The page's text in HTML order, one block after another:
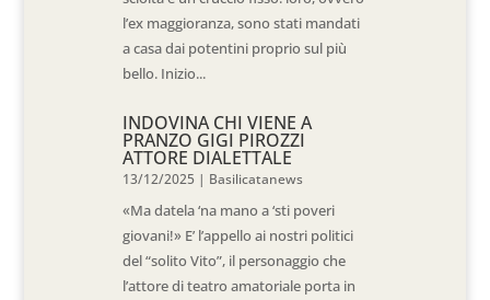
l’ex maggioranza, sono stati mandati
a casa dai potentini proprio sul più
bello. Inizio...
INDOVINA CHI VIENE A
PRANZO GIGI PIROZZI
ATTORE DIALETTALE
13/12/2025 | Basilicatanews
«Ma datela ‘na mano a ‘sti poveri
giovani!» E’ l’appello ai nostri politici
del “solito Vito”, il personaggio che
l’attore di teatro amatoriale porta in